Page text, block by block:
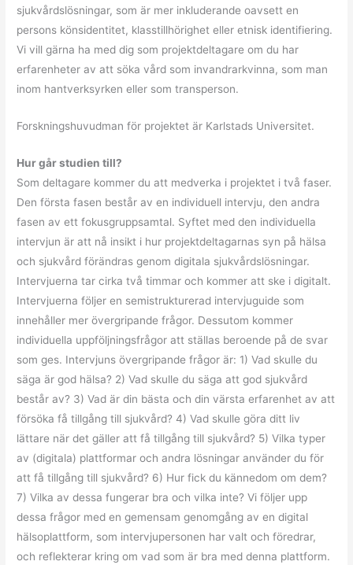
sjukvårdslösningar, som är mer inkluderande oavsett en
persons könsidentitet, klasstillhörighet eller etnisk identifiering.
Vi vill gärna ha med dig som projektdeltagare om du har
erfarenheter av att söka vård som invandrarkvinna, som man
inom hantverksyrken eller som transperson.
Forskningshuvudman för projektet är Karlstads Universitet.
Hur går studien till?
Som deltagare kommer du att medverka i projektet i två faser.
Den första fasen består av en individuell intervju, den andra
fasen av ett fokusgruppsamtal. Syftet med den individuella
intervjun är att nå insikt i hur projektdeltagarnas syn på hälsa
och sjukvård förändras genom digitala sjukvårdslösningar.
Intervjuerna tar cirka två timmar och kommer att ske i digitalt.
Intervjuerna följer en semistrukturerad intervjuguide som
innehåller mer övergripande frågor. Dessutom kommer
individuella uppföljningsfrågor att ställas beroende på de svar
som ges. Intervjuns övergripande frågor är: 1) Vad skulle du
säga är god hälsa? 2) Vad skulle du säga att god sjukvård
består av? 3) Vad är din bästa och din värsta erfarenhet av att
försöka få tillgång till sjukvård? 4) Vad skulle göra ditt liv
lättare när det gäller att få tillgång till sjukvård? 5) Vilka typer
av (digitala) plattformar och andra lösningar använder du för
att få tillgång till sjukvård? 6) Hur fick du kännedom om dem?
7) Vilka av dessa fungerar bra och vilka inte? Vi följer upp
dessa frågor med en gemensam genomgång av en digital
hälsoplattform, som intervjupersonen har valt och föredrar,
och reflekterar kring om vad som är bra med denna plattform.